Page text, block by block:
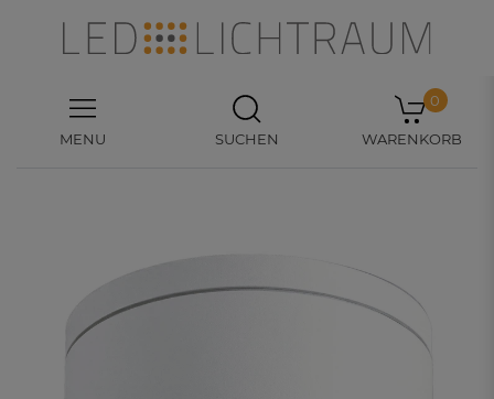
MENU SUCHEN
0
WARENKORB